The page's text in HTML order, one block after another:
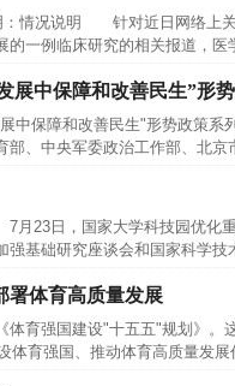
情况说明 针对近日网络上关
的一例临床研究的相关报道，医
展中保障和改善民生”形
保障和改善民生"形势政策系
、中央军委政治工作部、北京
日，国家大学科技园优化重
强基础研究座谈会和国家科学技
署体育高质量发展
育强国建设"十五五"规划》。
体育强国、推动体育高质量发展